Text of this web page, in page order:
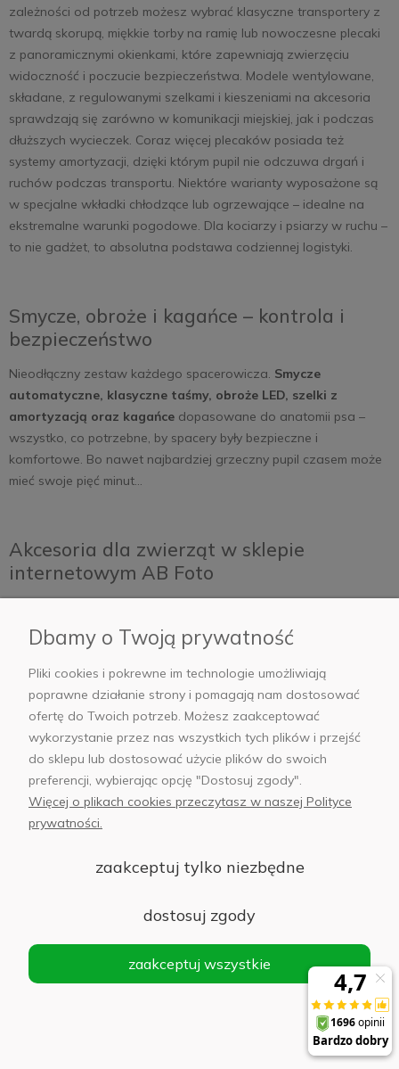
zależności od potrzeb możesz wybrać klasyczne transportery z
twardą skorupą, miękkie torby na ramię lub nowoczesne plecaki
z panoramicznymi okienkami, które zapewniają zwierzęciu
widoczność i poczucie bezpieczeństwa. Modele wentylowane,
składane, z regulowanymi szelkami i kieszeniami na akcesoria
sprawdzają się zarówno w komunikacji miejskiej, jak i podczas
dłuższych wycieczek. Coraz więcej plecaków posiada też
systemy amortyzacji, dzięki którym pupil nie odczuwa drgań i
ruchów podczas transportu. Niektóre warianty wyposażone są
w specjalne wkładki chłodzące lub ogrzewające – idealne na
ekstremalne warunki pogodowe. Dla kociarzy i psiarzy w ruchu –
to nie gadżet, to absolutna podstawa codziennej logistyki.
Smycze, obroże i kagańce – kontrola i
bezpieczeństwo
Nieodłączny zestaw każdego spacerowicza. Smycze
automatyczne, klasyczne taśmy, obroże LED, szelki z
amortyzacją oraz kagańcedopasowane do anatomii psa –
wszystko, co potrzebne, by spacery były bezpieczne i
komfortowe. Bo nawet najbardziej grzeczny pupil czasem może
mieć swoje pięć minut…
Akcesoria dla zwierząt w sklepie
internetowym AB Foto
produktów, które poprawiają jakość życia twojego pupila i twoją
wygodę. Od misek i poideł, przez samoczyszczące kuwety i
pachnące domy, po plecaki i zabawki – wszystko w jednym
miejscu. Wybieraj świadomie, dbaj kompleksowo, kochaj mądrze.
Od ponad 25 lat na
polskim rynku
Renomowani producenci
Dbamy o Twoją prywatność
Pliki cookies i pokrewne im technologie umożliwiają
poprawne działanie strony i pomagają nam dostosować
ofertę do Twoich potrzeb. Możesz zaakceptować
wykorzystanie przez nas wszystkich tych plików i przejść
do sklepu lub dostosować użycie plików do swoich
preferencji, wybierając opcję "Dostosuj zgody".
Więcej o plikach cookies przeczytasz w naszej Polityce
prywatności.
zaakceptuj tylko niezbędne
dostosuj zgody
zaakceptuj wszystkie